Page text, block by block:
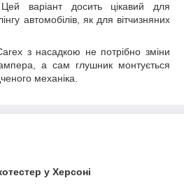
варіант досить цікавий для
автомобілів, як для вітчизняних
з насадкою не потрібно зміни
а сам глушник монтується
механіка.
у Херсоні